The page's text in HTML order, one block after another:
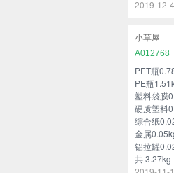
2019-12-
小草屋
A012768
PET瓶
PE瓶
塑料袋膜
硬质塑料
综合纸
金属
铝拉罐
共 3.27kg